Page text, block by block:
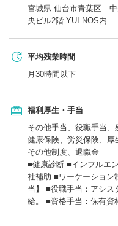
宮城県 仙台市青葉区 中
央ビル2階 YUI NOS内
平均残業時間
月30時間以下
福利厚生・手当
その他手当、役職手当
健康保険、労災保険、
その他制度、退職金
■健康診断 ■インフルエ
社補助 ■ワーケーション
当】 ■役職手当：アシス
給。 ■資格手当：保有資